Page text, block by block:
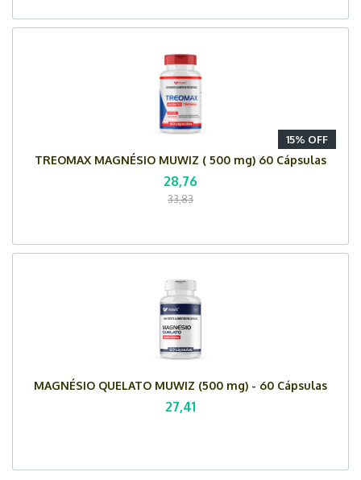
15% OFF
TREOMAX MAGNÉSIO MUWIZ ( 500 mg) 60 Cápsulas
28,76
33,83
MAGNÉSIO QUELATO MUWIZ (500 mg) - 60 Cápsulas
27,41